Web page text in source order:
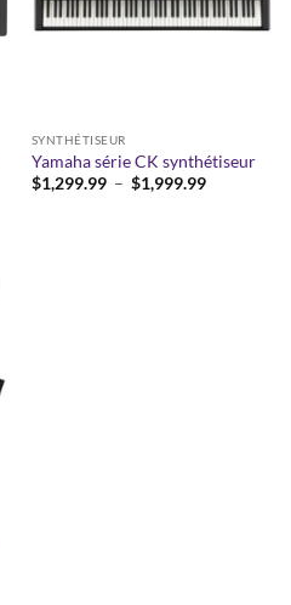
SYNTHÉTISEUR
Yamaha série CK synthétiseur
$1,299.99 – $1,999.99Plage